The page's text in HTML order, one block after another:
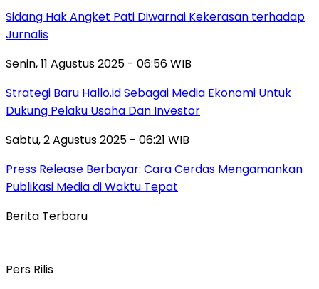
Sidang Hak Angket Pati Diwarnai Kekerasan terhadap
Jurnalis
Senin, 11 Agustus 2025 - 06:56 WIB
Strategi Baru Hallo.id Sebagai Media Ekonomi Untuk
Dukung Pelaku Usaha Dan Investor
Sabtu, 2 Agustus 2025 - 06:21 WIB
Press Release Berbayar: Cara Cerdas Mengamankan
Publikasi Media di Waktu Tepat
Berita Terbaru
Pers Rilis